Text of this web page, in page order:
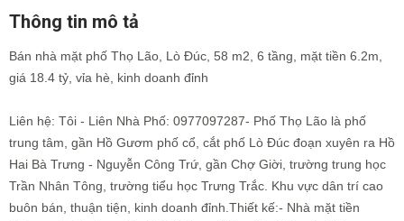
Thông tin mô tả
Bán nhà mặt phố Thọ Lão, Lò Đúc, 58 m2, 6 tầng, mặt tiền 6.2m,
giá 18.4 tỷ, vỉa hè, kinh doanh đỉnh
Liên hệ: Tôi - Liên Nhà Phố: 0977097287- Phố Thọ Lão là phố
trung tâm, gần Hồ Gươm phố cổ, cắt phố Lò Đúc đoạn xuyên ra Hồ
Hai Bà Trưng - Nguyễn Công Trứ, gần Chợ Giời, trường trung học
Trần Nhân Tông, trường tiểu học Trưng Trắc. Khu vực dân trí cao
buôn bán, thuận tiện, kinh doanh đỉnh.Thiết kế:- Nhà mặt tiền